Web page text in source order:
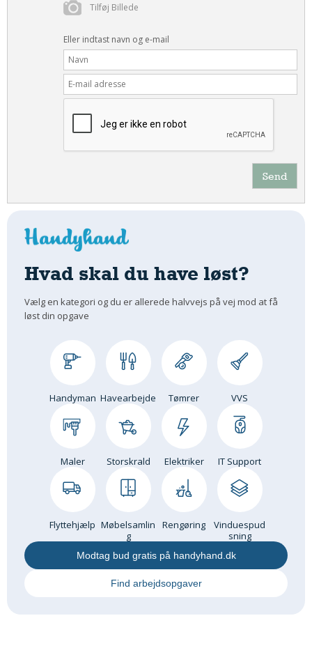
Tilføj Billede
Eller indtast navn og e-mail
Send
Hvad skal du have løst?
Vælg en kategori og du er allerede halvvejs på vej mod at få
løst din opgave
Handyman Havearbejde Tømrer VVS
Maler Storskrald Elektriker IT Support
Flyttehjælp Møbelsamlin
g
Rengøring
Vinduespud
sning
Modtag bud gratis på handyhand.dk
Find arbejdsopgaver